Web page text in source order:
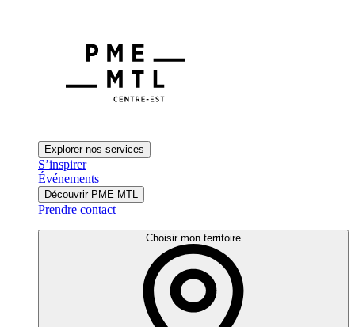
Explorer nos services
S’inspirer
Événements
Découvrir PME MTL
Prendre contact
Choisir mon territoire